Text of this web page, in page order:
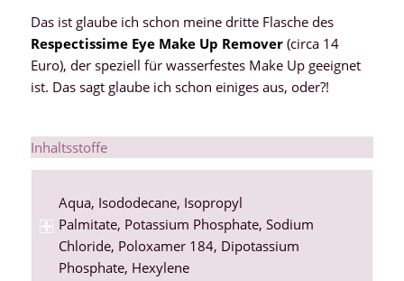
Das ist glaube ich schon meine dritte Flasche des
Respectissime Eye Make Up Remover (circa 14
Euro), der speziell für wasserfestes Make Up geeignet
ist. Das sagt glaube ich schon einiges aus, oder?!
Inhaltsstoffe
Aqua, Isododecane, Isopropyl
Palmitate, Potassium Phosphate, Sodium
Chloride, Poloxamer 184, Dipotassium
Phosphate, Hexylene